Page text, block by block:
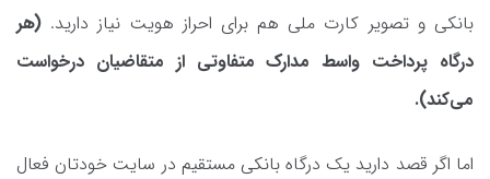
بانکی و تصویر کارت ملی هم برای احراز هویت نیاز دارید. (هر
درگاه پرداخت واسط مدارک متفاوتی از متقاضیان درخواست
می‌کند).
اما اگر قصد دارید یک درگاه بانکی مستقیم در سایت خودتان فعال